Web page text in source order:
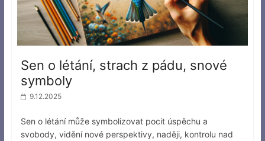
Sen o létání, strach z pádu, snové
symboly
9.12.2025
Sen o létání může symbolizovat pocit úspěchu a
svobody, vidění nové perspektivy, naději, kontrolu nad